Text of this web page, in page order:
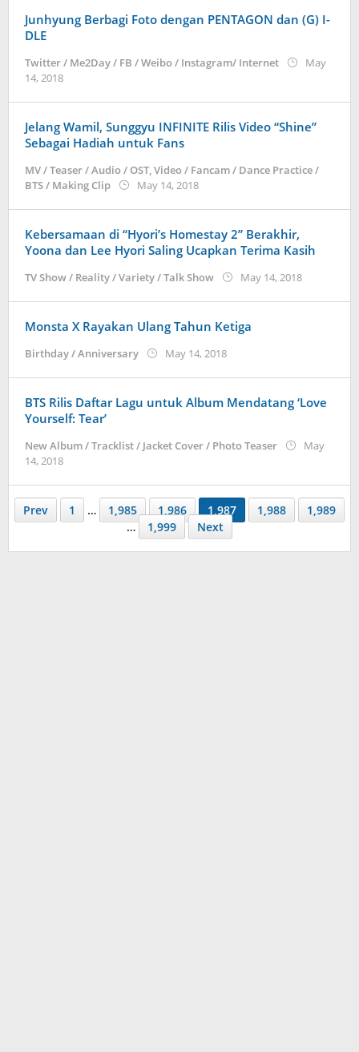
Junhyung Berbagi Foto dengan PENTAGON dan (G) I-
DLE
Twitter / Me2Day / FB / Weibo / Instagram/ Internet
May
14, 2018by
Jelang Wamil, Sunggyu INFINITE Rilis Video “Shine”
Sebagai Hadiah untuk Fans
MV / Teaser / Audio / OST,Video / Fancam / Dance Practice /
BTS / Making Clip
May 14, 2018by
Kebersamaan di “Hyori’s Homestay 2” Berakhir,
Yoona dan Lee Hyori Saling Ucapkan Terima Kasih
TV Show / Reality / Variety / Talk Show May 14, 2018by
Monsta X Rayakan Ulang Tahun Ketiga
Birthday / Anniversary May 14, 2018by
BTS Rilis Daftar Lagu untuk Album Mendatang ‘Love
Yourself: Tear’
New Album / Tracklist / Jacket Cover / Photo Teaser
May
14, 2018by
Prev 1 … 1,985 1,986 1,987 1,988
1,989
…
1,999 Next